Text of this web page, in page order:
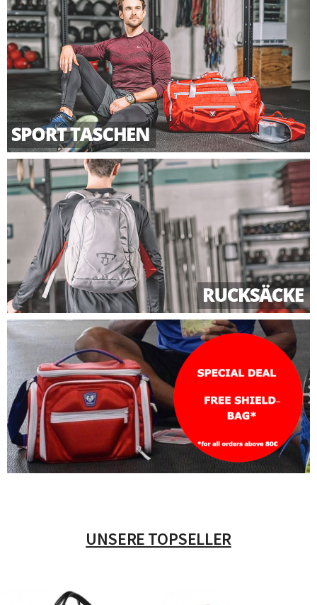
UNSERE TOPSELLER